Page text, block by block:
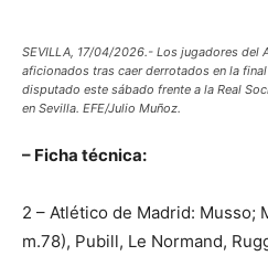
SEVILLA, 17/04/2026.- Los jugadores del
aficionados tras caer derrotados en la
disputado este sábado frente a la Real
en Sevilla. EFE/Julio Muñoz.
– Ficha técnica:
2 – Atlético de Madrid: Musso;
m.78), Pubill, Le Normand,